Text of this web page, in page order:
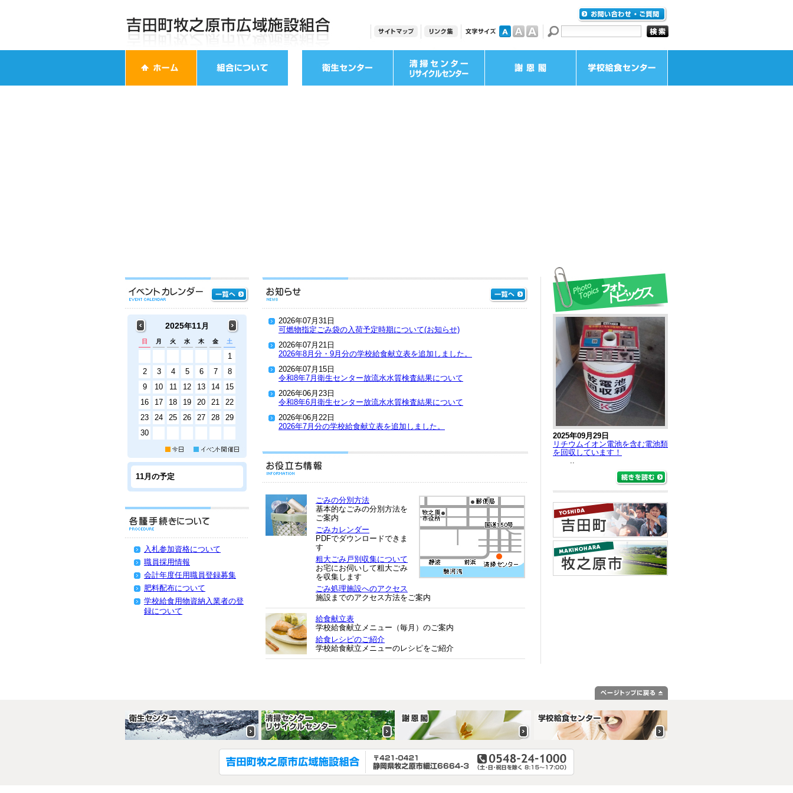
2026年07月31日
可燃物指定ごみ袋の入荷予定時期について(お知らせ)
2026年07月21日
2026年8月分・9月分の学校給食献立表を追加しました。
2026年07月15日
令和8年7月衛生センター放流水水質検査結果について
2026年06月23日
令和8年6月衛生センター放流水水質検査結果について
2026年06月22日
2026年7月分の学校給食献立表を追加しました。
ごみの分別方法
基本的なごみの分別方法を
ご案内
ごみカレンダー
PDFでダウンロードできま
す
粗大ごみ戸別収集について
お宅にお伺いして粗大ごみ
を収集します
ごみ処理施設へのアクセス
施設までのアクセス方法をご案内
給食献立表
学校給食献立メニュー（毎月）のご案内
給食レシピのご紹介
学校給食献立メニューのレシピをご紹介
2025年11月
日 月 火 水 木 金 土
1
2
3 4 5 6 7
8
9
10 11 12 13 14
15
16
17 18 19 20 21
22
23
24 25 26 27 28
29
30
11月の予定
入札参加資格について
職員採用情報
会計年度任用職員登録募集
肥料配布について
学校給食用物資納入業者の登
録について
2025年09月29日
リチウムイオン電池を含む電池類
を回収しています！
..